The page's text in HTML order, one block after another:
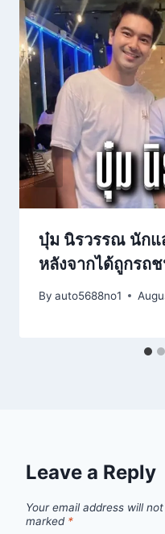
บุ๋ม นิรวรรณ นักแ
หลังจากได้ถูกรถ
By auto5688no1
Leave a Reply
Your email address will
marked *